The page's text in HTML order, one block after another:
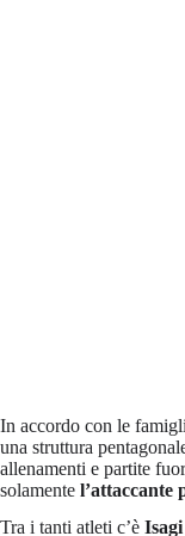
In accordo con le
una struttura
allenamenti e partite
solamente l’attaccante
Tra i tanti atleti c’è